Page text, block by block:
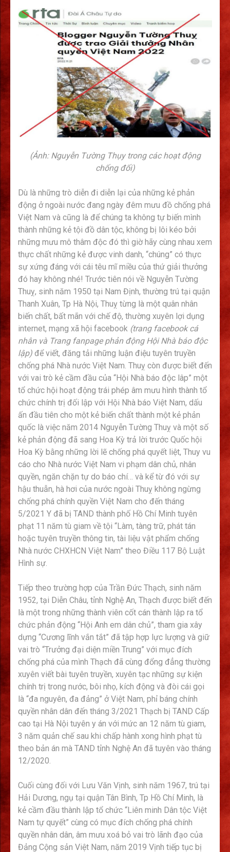
(Ảnh: Nguyễn Tường Thụy trong các hoạt động
chống đối)
Dù là những trò diễn đi diễn lại của những kẻ phản
động ở ngoài nước đang ngày đêm mưu đồ chống phá
Việt Nam và cũng là để chúng ta không tự biến mình
thành những kẻ tội đồ dân tộc, không bị lôi kéo bởi
những mưu mô thâm độc đó thì giờ hãy cùng nhau xem
thực chất những kẻ được vinh danh, “chúng” có thực
sự xứng đáng với cái têu mĩ miều của thứ giải thưởng
đó hay không nhé! Trước tiên nói về Nguyễn Tường
Thuỵ, sinh năm 1950 tại Nam Định, thường trú tại quận
Thanh Xuân, Tp Hà Nội, Thuỵ từng là một quân nhân
biến chất, bất mãn với chế độ, thường xuyên lợi dụng
internet, mạng xã hội facebook (trang facebook cá
nhân và Trang fanpage phản động Hội Nhà báo độc
lập) để viết, đăng tải những luận điệu tuyên truyền
chống phá Nhà nước Việt Nam. Thuỵ còn được biết đến
với vai trò kẻ cầm đầu của “Hội Nhà báo độc lâp” một
tổ chức hội hoạt động trái phép âm mưu hình thành tổ
chức chính trị đối lập với Hội Nhà báo Việt Nam, dấu
ấn đầu tiên cho một kẻ biến chất thành một kẻ phản
quốc là việc năm 2014 Nguyễn Tường Thuỵ và một số
kẻ phản động đã sang Hoa Kỳ trả lời trước Quốc hội
Hoa Kỳ bằng những lời lẽ chống phá quyết liệt, Thuy vu
cáo cho Nhà nước Việt Nam vi phạm dân chủ, nhân
quyền, ngăn chặn tự do báo chí… và kể từ đó với sự
hậu thuẫn, hà hơi của nước ngoài Thuỵ không ngừng
chống phá chính quyền Việt Nam cho đến tháng
5/2021 Y đã bị TAND thành phố Hồ Chí Minh tuyên
phạt 11 năm tù giam về tội “Làm, tàng trữ, phát tán
hoặc tuyên truyền thông tin, tài liệu vật phẩm chống
Nhà nước CHXHCN Việt Nam” theo Điều 117 Bộ Luật
Hình sự.
Tiếp theo trường hợp của Trần Đức Thạch, sinh năm
1952, tại Diễn Châu, tỉnh Nghệ An, Thạch được biết đến
là một trong những thành viên cốt cán thành lập ra tổ
chức phản động “Hội Anh em dân chủ”, tham gia xây
dựng “Cương lĩnh vắn tắt” đã tập hợp lực lượng và giữ
vai trò “Trưởng đại diện miền Trung” với mục đích
chống phá của mình Thạch đã cùng đổng đẳng thường
xuyên viết bài tuyên truyền, xuyên tạc những sự kiện
chính trị trong nước, bôi nhọ, kích động và đòi cái gọi
là “đa nguyên, đa đảng” ở Việt Nam, phỉ báng chính
quyền nhân dân đến tháng 3/2021 Thạch bị TAND Cấp
cao tại Hà Nội tuyên y án với mức an 12 năm tù giam,
3 năm quản chế sau khi chấp hành xong hình phạt tù
theo bản án mà TAND tỉnh Nghệ An đã tuyên vào tháng
12/2020.
Cuối cùng đối với Lưu Văn Vịnh, sinh năm 1967, trú tại
Hải Dương, ngụ tại quận Tân Bình, Tp Hồ Chí Minh, là
kẻ cầm đầu thành lập tổ chức “Liên minh Dân tộc Việt
Nam tự quyết” cùng có mục đích chống phá chính
quyền nhân dân, âm mưu xoá bỏ vai trò lãnh đạo của
Đảng Cộng sản Việt Nam, năm 2019 Vịnh tiếp tục bị